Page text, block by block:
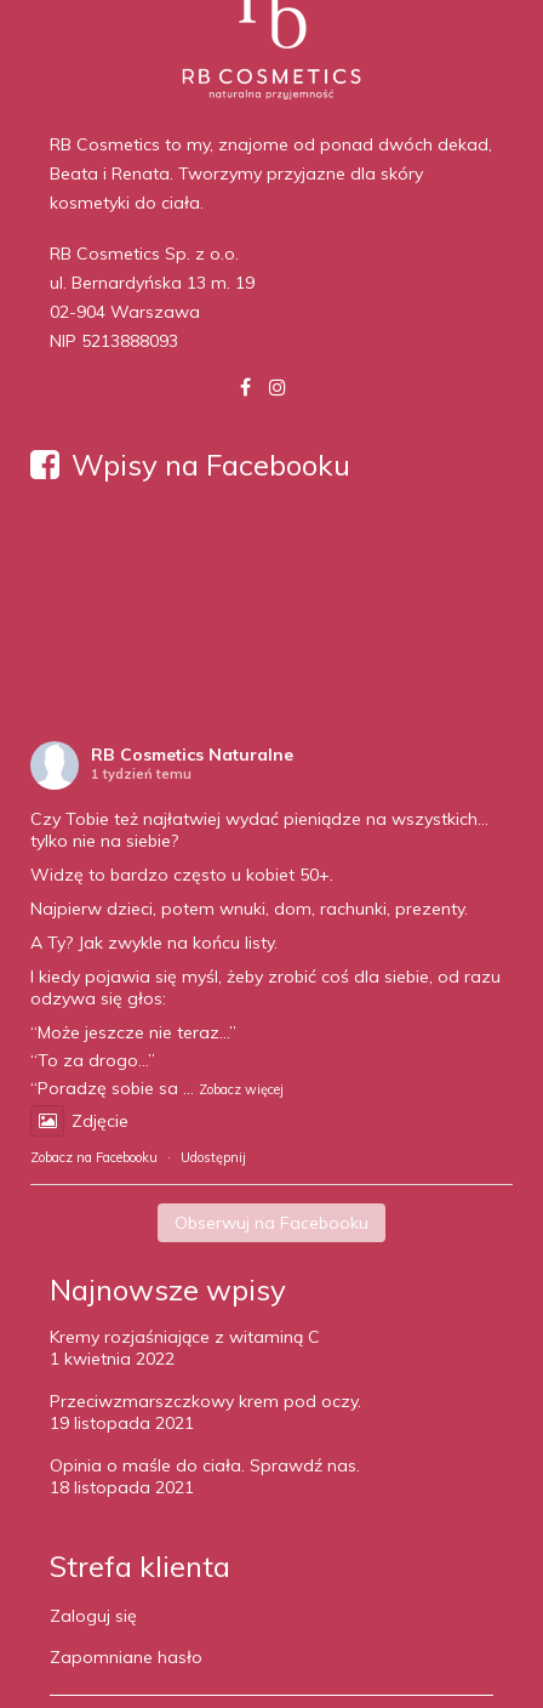
RB Cosmetics to my, znajome od ponad dwóch dekad,
Beata i Renata. Tworzymy przyjazne dla skóry
kosmetyki do ciała.
RB Cosmetics Sp. z o.o.
ul. Bernardyńska 13 m. 19
02-904 Warszawa
NIP 5213888093
Wpisy na Facebooku
RB Cosmetics Naturalne
1 tydzień temu
Czy Tobie też najłatwiej wydać pieniądze na wszystkich…
tylko nie na siebie?
Widzę to bardzo często u kobiet 50+.
Najpierw dzieci, potem wnuki, dom, rachunki, prezenty.
A Ty? Jak zwykle na końcu listy.
I kiedy pojawia się myśl, żeby zrobić coś dla siebie, od razu
odzywa się głos:
“Może jeszcze nie teraz…”
“To za drogo…”
“Poradzę sobie sa ... Zobacz więcej
Zdjęcie
Zobacz na Facebooku · Udostępnij
Obserwuj na Facebooku
Najnowsze wpisy
Kremy rozjaśniające z witaminą C
1 kwietnia 2022
Przeciwzmarszczkowy krem pod oczy.
19 listopada 2021
Opinia o maśle do ciała. Sprawdź nas.
18 listopada 2021
Strefa klienta
Zaloguj się
Zapomniane hasło